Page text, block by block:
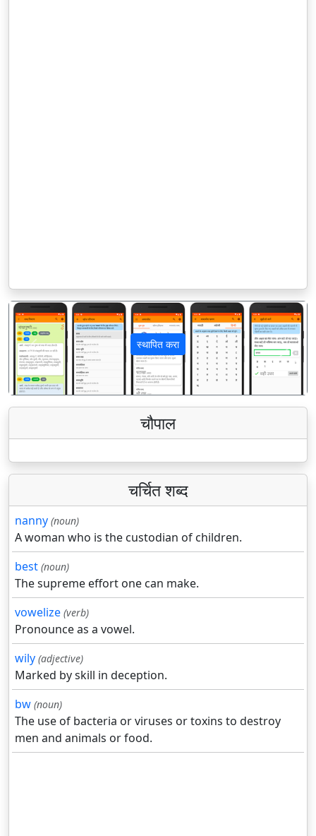
स्थापित करा
पिछला अगला
चौपाल
चर्चित शब्द
nanny (noun)
A woman who is the custodian of children.
best (noun)
The supreme effort one can make.
vowelize (verb)
Pronounce as a vowel.
wily (adjective)
Marked by skill in deception.
bw (noun)
The use of bacteria or viruses or toxins to destroy
men and animals or food.